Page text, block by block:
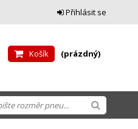
Přihlásit se
Košík (prázdný)